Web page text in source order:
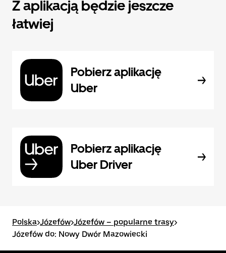
Z aplikacją będzie jeszcze
łatwiej
Pobierz aplikację
Uber
Pobierz aplikację
Uber Driver
Polska>Józefów>Józefów – popularne trasy>
Józefów do: Nowy Dwór Mazowiecki